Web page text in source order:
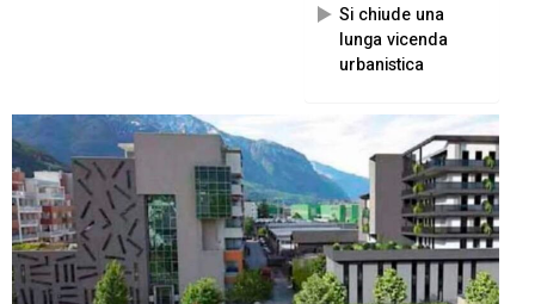
Si chiude una
lunga vicenda
urbanistica